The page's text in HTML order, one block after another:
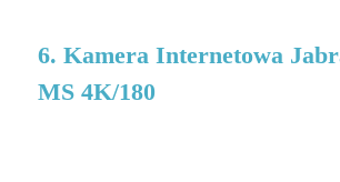
6. Kamera Internetowa
MS 4K/180